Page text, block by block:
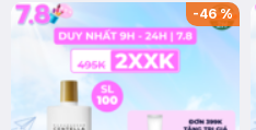
25ml (SL Có Hạn)
-46%